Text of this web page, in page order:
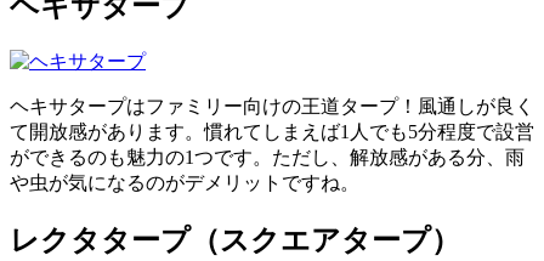
ヘキサタープはファミリー向けの王道タープ！風通しが良く
て開放感があります。慣れてしまえば1人でも5分程度で設営
ができるのも魅力の1つです。ただし、解放感がある分、雨
や虫が気になるのがデメリットですね。
レクタタープ（スクエアタープ）